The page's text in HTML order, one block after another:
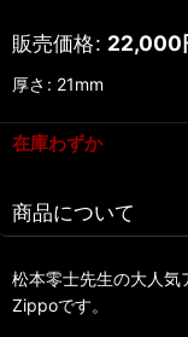
販売価格: 22,000
厚さ : 21mm
在庫わずか
商品について
松本零士先生の大人気
Zippoです。